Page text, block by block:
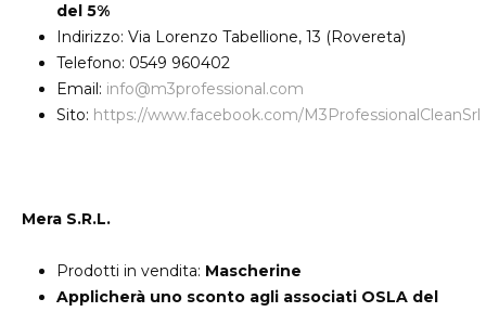
del 5%
Indirizzo: Via Lorenzo Tabellione, 13 (Rovereta)
Telefono: 0549 960402
Email: info@m3professional.com
Sito: https://www.facebook.com/M3ProfessionalCleanSrl
Mera S.R.L.
Prodotti in vendita: Mascherine
Applicherà uno sconto agli associati OSLA del